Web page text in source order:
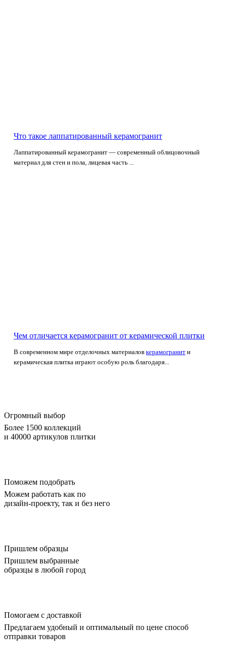
Что такое лаппатированный керамогранит
Лаппатированный керамогранит — современный облицовочный
материал для стен и пола, лицевая часть ...
Чем отличается керамогранит от керамической плитки
В современном мире отделочных материалов керамогранит и
керамическая плитка играют особую роль благодаря...
Огромный выбор
Более 1500 коллекций
и 40000 артикулов плитки
Поможем подобрать
Можем работать как по
дизайн-проекту, так и без него
Пришлем образцы
Пришлем выбранные
образцы в любой город
Помогаем с доставкой
Предлагаем удобный и оптимальный по цене способ
отправки товаров